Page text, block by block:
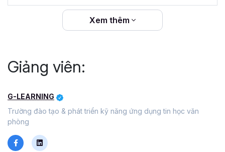
VBA là gì?
VBA là viết tắt của "Visual Basic for Applications". Đây là
như Excel, Word, Access và Powerpoint. Bằng việc sử
dụng tính năng Macro trong VBA bạn có thể dễ dàng tự
dụng Office hay thực hiện các tính năng phức tạp mà các
tính năng mặc định của Office không có. Nhờ đó giúp bạn
tiết kiệm tối đa thời gian và gia tăng hiệu suất làm việc.
Tại sao nên học VBA trong giai
Xem thêm
Giảng viên:
G-LEARNING
Trường đào tạo & phát triển kỹ năng ứng dụng tin học văn
phòng